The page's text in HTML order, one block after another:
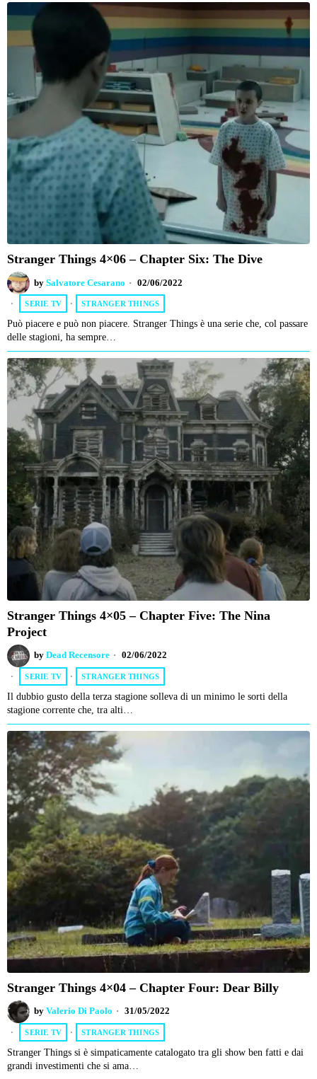
Stranger Things 4×06 – Chapter Six: The Dive
by Salvatore Cesarano 02/06/2022
SERIE TV · STRANGER THINGS
Può piacere e può non piacere. Stranger Things è una serie che, col passare
delle stagioni, ha sempre…
Stranger Things 4×05 – Chapter Five: The Nina
Project
by Dead Recensore 02/06/2022
SERIE TV · STRANGER THINGS
Il dubbio gusto della terza stagione solleva di un minimo le sorti della
stagione corrente che, tra alti…
Stranger Things 4×04 – Chapter Four: Dear Billy
by Valerio Di Paolo 31/05/2022
SERIE TV · STRANGER THINGS
Stranger Things si è simpaticamente catalogato tra gli show ben fatti e dai
grandi investimenti che si ama…